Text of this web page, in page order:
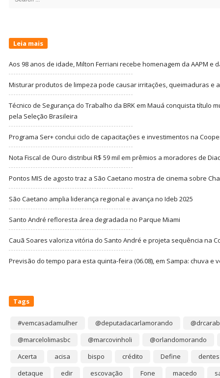
Leia mais
Aos 98 anos de idade, Milton Ferriani recebe homenagem da AAPM e
Misturar produtos de limpeza pode causar irritações, queimaduras e
Técnico de Segurança do Trabalho da BRK em Mauá conquista título
pela Seleção Brasileira
Programa Ser+ conclui ciclo de capacitações e investimentos na
Nota Fiscal de Ouro distribui R$ 59 mil em prêmios a moradores de
Pontos MIS de agosto traz a São Caetano mostra de cinema sobre
São Caetano amplia liderança regional e avança no Ideb 2025
Santo André refloresta área degradada no Parque Miami
Cauã Soares valoriza vitória do Santo André e projeta sequência na
Previsão do tempo para esta quinta-feira (06.08), em Sampa: chuva e
Tags
#vemcasadamulher @deputadacarlamorando
@marcelolimasbc
@marcovinholi
@orlandomorando
Acerta
acisa bispo crédito Define
dentes
detaque
edir escovação Fone macedo